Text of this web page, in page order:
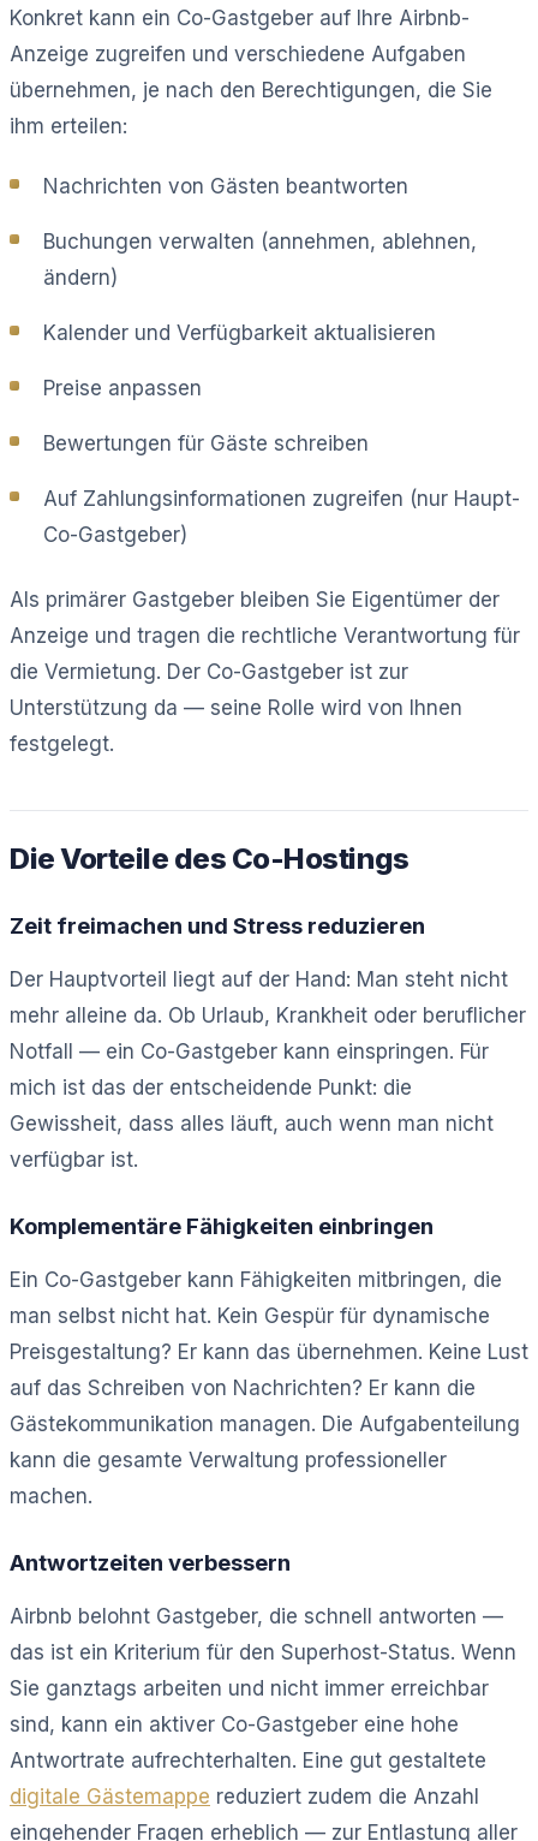
Konkret kann ein Co-Gastgeber auf Ihre Airbnb-
Anzeige zugreifen und verschiedene Aufgaben
übernehmen, je nach den Berechtigungen, die Sie
ihm erteilen:
Nachrichten von Gästen beantworten
Buchungen verwalten (annehmen, ablehnen,
ändern)
Kalender und Verfügbarkeit aktualisieren
Preise anpassen
Bewertungen für Gäste schreiben
Auf Zahlungsinformationen zugreifen (nur Haupt-
Co-Gastgeber)
Als primärer Gastgeber bleiben Sie Eigentümer der
Anzeige und tragen die rechtliche Verantwortung für
die Vermietung. Der Co-Gastgeber ist zur
Unterstützung da — seine Rolle wird von Ihnen
festgelegt.
Die Vorteile des Co-Hostings
Zeit freimachen und Stress reduzieren
Der Hauptvorteil liegt auf der Hand: Man steht nicht
mehr alleine da. Ob Urlaub, Krankheit oder beruflicher
Notfall — ein Co-Gastgeber kann einspringen. Für
mich ist das der entscheidende Punkt: die
Gewissheit, dass alles läuft, auch wenn man nicht
verfügbar ist.
Komplementäre Fähigkeiten einbringen
Ein Co-Gastgeber kann Fähigkeiten mitbringen, die
man selbst nicht hat. Kein Gespür für dynamische
Preisgestaltung? Er kann das übernehmen. Keine Lust
auf das Schreiben von Nachrichten? Er kann die
Gästekommunikation managen. Die Aufgabenteilung
kann die gesamte Verwaltung professioneller
machen.
Antwortzeiten verbessern
Airbnb belohnt Gastgeber, die schnell antworten —
das ist ein Kriterium für den Superhost-Status. Wenn
Sie ganztags arbeiten und nicht immer erreichbar
sind, kann ein aktiver Co-Gastgeber eine hohe
Antwortrate aufrechterhalten. Eine gut gestaltete
digitale Gästemappe reduziert zudem die Anzahl
eingehender Fragen erheblich — zur Entlastung aller